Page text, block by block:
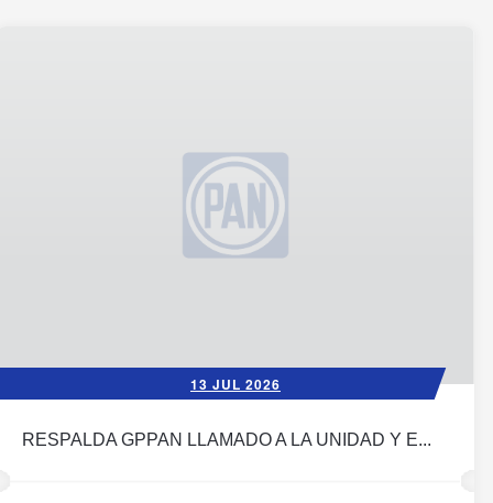
13 JUL 2026
RESPALDA GPPAN LLAMADO A LA UNIDAD Y E...